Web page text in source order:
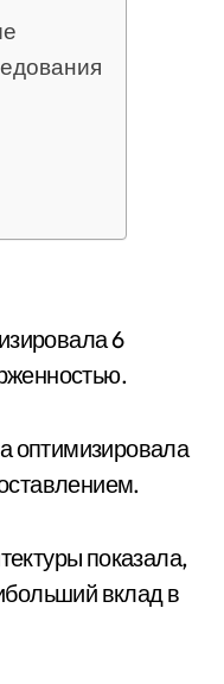
оптимизировала
показала,
вклад в